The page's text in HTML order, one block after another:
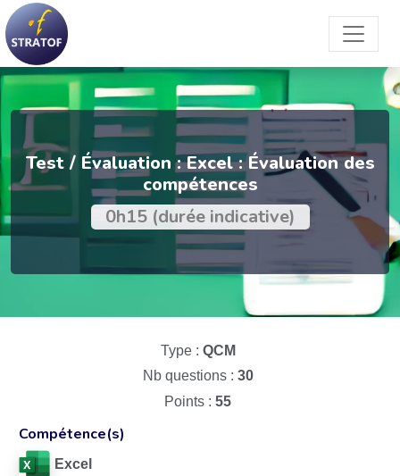
Test / Évaluation : Excel : Évaluation des
compétences
0h15 (durée indicative)
Type : QCM
Nb questions : 30
Points :55
Compétence(s)
Excel